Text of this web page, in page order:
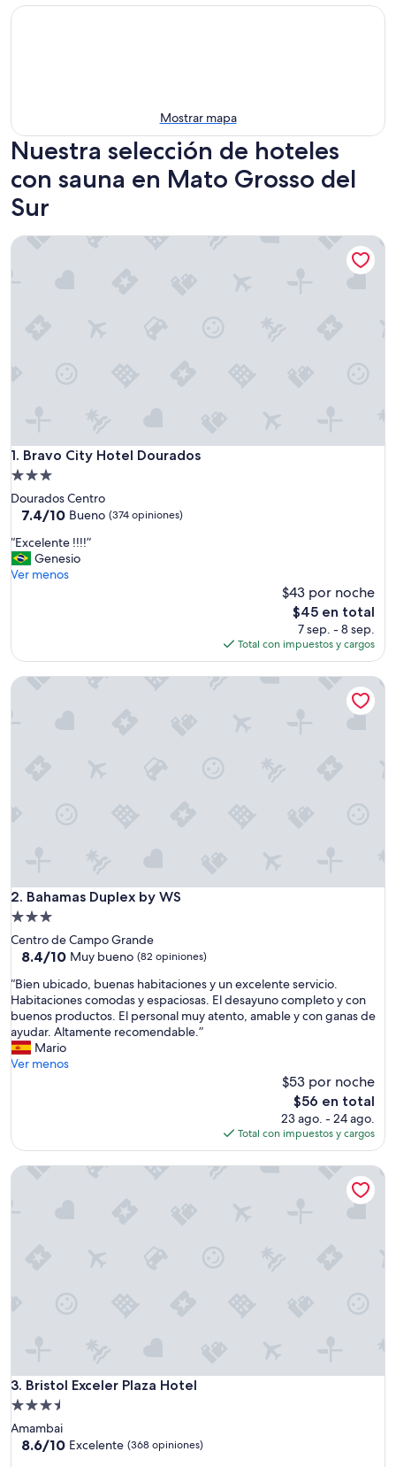
Mostrar mapa
Nuestra selección de hoteles
con sauna en Mato Grosso del
Sur
1. Bravo City Hotel Dourados
Bravo City Hotel Dourados
Propiedad
de
3.0
Dourados Centro
7.4
10,
Bueno,
(374
7.4/10 Bueno (374 opiniones)
“
E
x
n
e
“Excelente !!!!”
Genesio
Ver menos
$43 por noche
El
precio
actual
es
de
$45 en total
7 sep. - 8 sep.
Total con impuestos y cargos
Bravo City Hotel Dourados
2. Bahamas Duplex by WS
Bahamas Duplex by WS
Propiedad
de
3.0
Centro de Campo Grande
8.4
10,
Muy
bueno,
(82
opiniones)
8.4/10 Muy bueno (82 opiniones)
“
B
i
e
n
u
d
,
c
o
n
“Bien ubicado, buenas habitaciones y un excelente servicio.
Habitaciones comodas y espaciosas. El desayuno completo y con
buenos productos. El personal muy atento, amable y con ganas de
ayudar. Altamente recomendable.”
Mario
Ver menos
$53 por noche
El
precio
actual
es
de
$56 en total
23 ago. - 24 ago.
Total con impuestos y cargos
Bahamas Duplex by WS
3. Bristol Exceler Plaza Hotel
Bristol Exceler Plaza Hotel
Propiedad
de
3.5
Amambai
8.6
8.6/10 Excelente (368 opiniones)
Bristol Exceler Plaza Hotel